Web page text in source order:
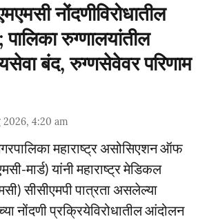
नोंदणीविरोधातील
रुग्णालयांतील
बंद, रुग्णसेवेवर परिणाम
2026, 4:20 am
महाराष्ट्र असोसिएशन ऑफ
मार्ड) यांनी महाराष्ट्र मेडिकल
सीसीएमपी पात्रता असलेल्या
नोंदणी प्रक्रियेविरोधातील आंदोलन